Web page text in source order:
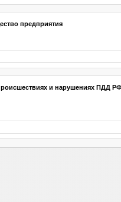
предприятия
и нарушениях ПДД РФ